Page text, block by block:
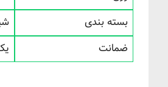
بسته بندی
ضمانت